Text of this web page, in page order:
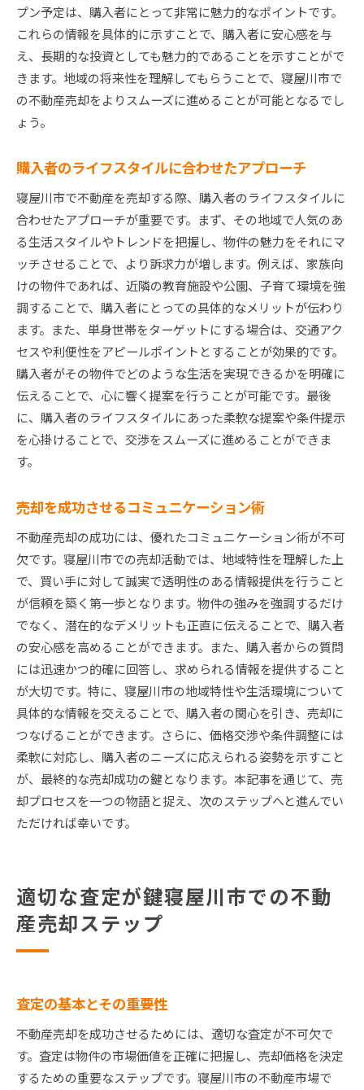
プン予定は、購入者にとって非常に魅力的なポイントです。
これらの情報を具体的に示すことで、購入者に安心感を与
え、長期的な投資としても魅力的であることを示すことがで
きます。地域の将来性を理解してもらうことで、寝屋川市で
の不動産売却をよりスムーズに進めることが可能となるでし
ょう。
購入者のライフスタイルに合わせたアプローチ
寝屋川市で不動産を売却する際、購入者のライフスタイルに
合わせたアプローチが重要です。まず、その地域で人気のあ
る生活スタイルやトレンドを把握し、物件の魅力をそれにマ
ッチさせることで、より訴求力が増します。例えば、家族向
けの物件であれば、近隣の教育施設や公園、子育て環境を強
調することで、購入者にとっての具体的なメリットが伝わり
ます。また、単身世帯をターゲットにする場合は、交通アク
セスや利便性をアピールポイントとすることが効果的です。
購入者がその物件でどのような生活を実現できるかを明確に
伝えることで、心に響く提案を行うことが可能です。最後
に、購入者のライフスタイルにあった柔軟な提案や条件提示
を心掛けることで、交渉をスムーズに進めることができま
す。
売却を成功させるコミュニケーション術
不動産売却の成功には、優れたコミュニケーション術が不可
欠です。寝屋川市での売却活動では、地域特性を理解した上
で、買い手に対して誠実で透明性のある情報提供を行うこと
が信頼を築く第一歩となります。物件の強みを強調するだけ
でなく、潜在的なデメリットも正直に伝えることで、購入者
の安心感を高めることができます。また、購入者からの質問
には迅速かつ的確に回答し、求められる情報を提供すること
が大切です。特に、寝屋川市の地域特性や生活環境について
具体的な情報を交えることで、購入者の関心を引き、売却に
つなげることができます。さらに、価格交渉や条件調整には
柔軟に対応し、購入者のニーズに応えられる姿勢を示すこと
が、最終的な売却成功の鍵となります。本記事を通じて、売
却プロセスを一つの物語と捉え、次のステップへと進んでい
ただければ幸いです。
適切な査定が鍵寝屋川市での不動
産売却ステップ
査定の基本とその重要性
不動産売却を成功させるためには、適切な査定が不可欠で
す。査定は物件の市場価値を正確に把握し、売却価格を決定
するための重要なステップです。寝屋川市の不動産市場で